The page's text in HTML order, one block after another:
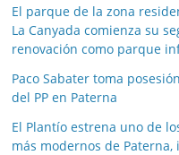
e
s
e
s
El parque de la zona
La Canyada comienza su
renovación como parque
Paco Sabater toma
del PP en Paterna
El Plantío estrena uno de
más modernos de